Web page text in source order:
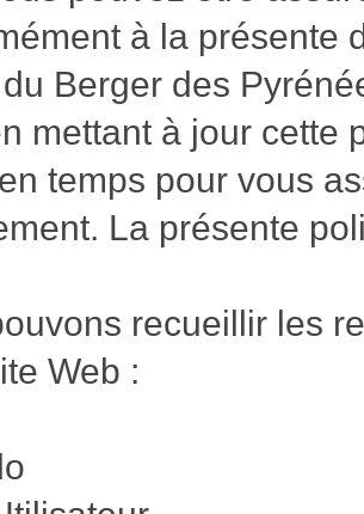
à la présente
Berger des
mettant à jour cette
temps pour vous
La présente
recueillir les
Web :